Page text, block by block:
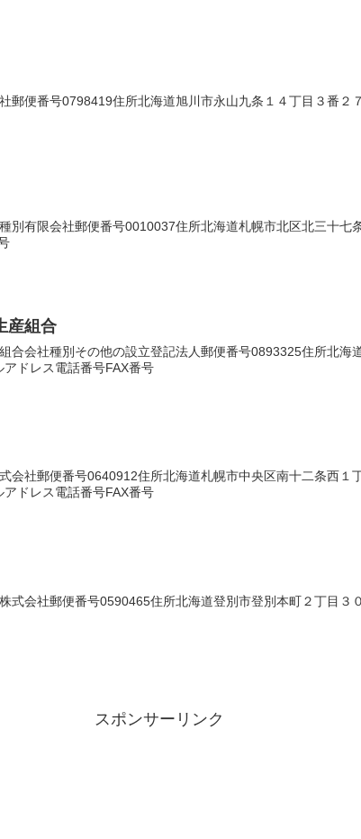
郵便番号0798419住所北海道旭川市永山九条１４丁目３番
別有限会社郵便番号0010037住所北海道札幌市北区北三十
産組合
合会社種別その他の設立登記法人郵便番号0893325住所北海
ドレス電話番号FAX番号
会社郵便番号0640912住所北海道札幌市中央区南十二条西
ドレス電話番号FAX番号
式会社郵便番号0590465住所北海道登別市登別本町２丁目
スポンサーリンク